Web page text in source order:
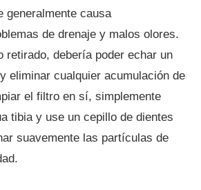
generalmente causa
de drenaje y malos olores.
retirado, debería poder echar un
eliminar cualquier acumulación de
el filtro en sí, simplemente
tibia y use un cepillo de dientes
suavemente las partículas de